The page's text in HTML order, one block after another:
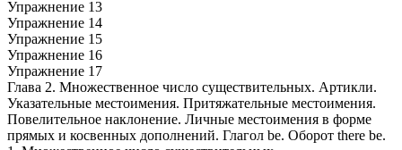
Упражнение 13
Упражнение 14
Упражнение 15
Упражнение 16
Упражнение 17
Глава 2. Множественное число существительных. Артикли.
Указательные местоимения. Притяжательные местоимения.
Повелительное наклонение. Личные местоимения в форме
прямых и косвенных дополнений. Глагол be. Оборот there be.